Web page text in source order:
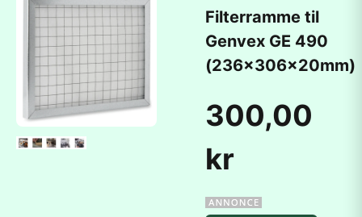
Filterramme til
Genvex GE 490
(236x306x20mm)
300,00
kr